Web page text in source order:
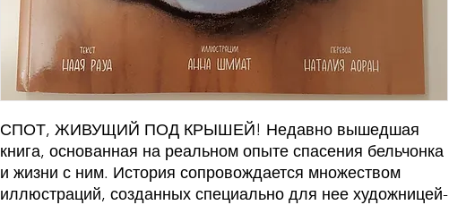
СПОТ, ЖИВУЩИЙ ПОД КРЫШЕЙ! Недавно вышедшая
книга, основанная на реальном опыте спасения бельчонка
и жизни с ним. История сопровождается множеством
иллюстраций, созданных специально для нее художницей-